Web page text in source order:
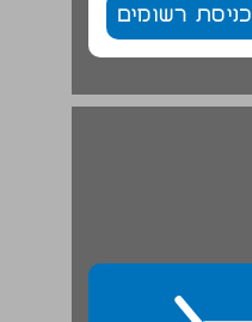
כניסת רשומים